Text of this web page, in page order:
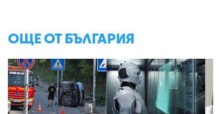
ОЩЕ ОТ БЪЛГАРИЯ